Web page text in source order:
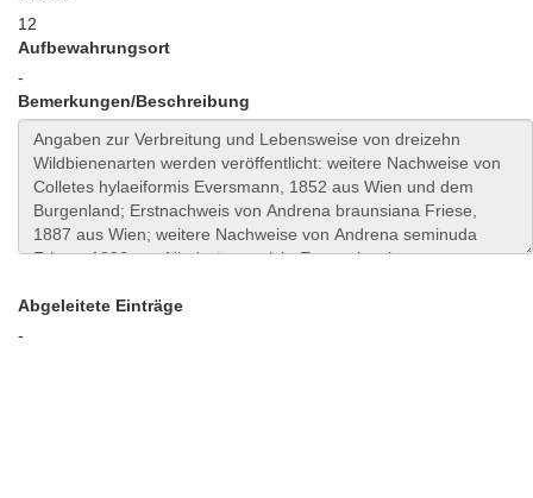
12
Aufbewahrungsort
-
Bemerkungen/Beschreibung
Abgeleitete Einträge
-